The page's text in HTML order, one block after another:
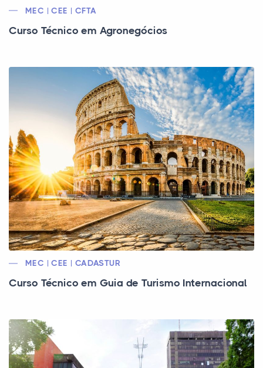
MEC | CEE | CFTA
Curso Técnico em Agronegócios
MEC | CEE | CADASTUR
Curso Técnico em Guia de Turismo Internacional